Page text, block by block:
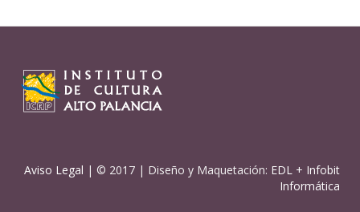
Aviso Legal | © 2017 | Diseño y Maquetación: EDL + Infobit
Informática